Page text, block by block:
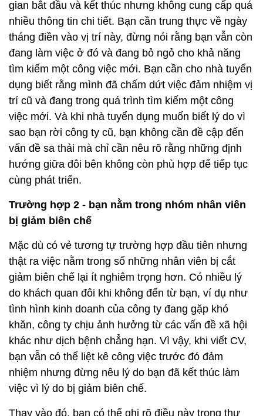
gian bắt đầu và kết thúc nhưng không cung cấp quá
nhiều thông tin chi tiết. Bạn cần trung thực về ngày
tháng điền vào vị trí này, đừng nói rằng bạn vẫn còn
đang làm việc ở đó và đang bỏ ngỏ cho khả năng
tìm kiếm một công việc mới. Bạn cần cho nhà tuyển
dụng biết rằng mình đã chấm dứt việc đảm nhiệm vị
trí cũ và đang trong quá trình tìm kiếm một công
việc mới. Và khi nhà tuyển dụng muốn biết lý do vì
sao bạn rời công ty cũ, bạn không cần đề cập đến
vấn đề sa thải mà chỉ cần nêu rõ rằng những định
hướng giữa đôi bên không còn phù hợp để tiếp tục
cùng phát triển.
Trường hợp 2 - bạn nằm trong nhóm nhân viên
bị giảm biên chế
Mặc dù có vẻ tương tự trường hợp đầu tiên nhưng
thật ra việc nằm trong số những nhân viên bị cắt
giảm biên chế lại ít nghiêm trọng hơn. Có nhiều lý
do khách quan đôi khi không đến từ bạn, ví dụ như
tình hình kinh doanh của công ty đang gặp khó
khăn, công ty chịu ảnh hưởng từ các vấn đề xã hội
khác như dịch bệnh chẳng hạn. Vì vậy, khi viết CV,
bạn vẫn có thể liệt kê công việc trước đó đảm
nhiệm nhưng đừng nêu lý do bạn đã kết thúc làm
việc vì lý do bị giảm biên chế.
Thay vào đó, bạn có thể ghi rõ điều này trong thư